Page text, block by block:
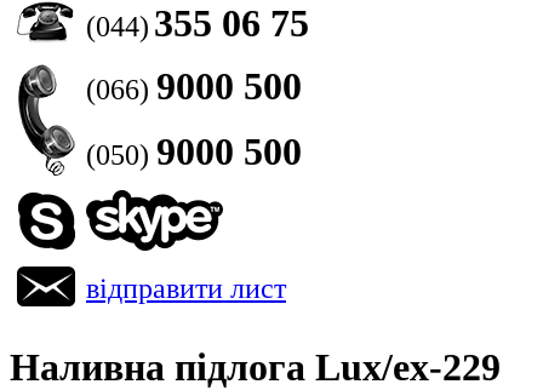
(044) 355 06 75
(066) 9000 500
(050) 9000 500
відправити лист
Наливна підлога Lux/ex-229